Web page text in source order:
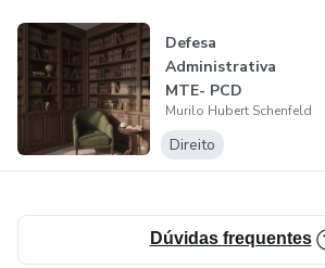
Defesa
Administrativa
MTE- PCD
Murilo Hubert Schenfeld
Direito
Dúvidas frequentes